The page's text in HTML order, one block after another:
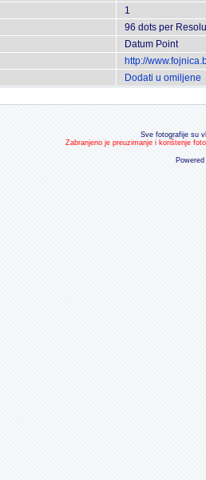
1
96 dots per
Datum Point
http://
Dodati u omiljene
Sve fotografije su
Zabranjeno je preuzimanje i korištenje